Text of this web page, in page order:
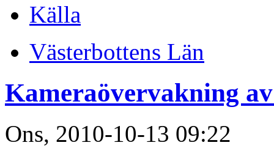
Källa
Västerbottens Län
Kameraövervakning
Ons, 2010-10-13 09:22